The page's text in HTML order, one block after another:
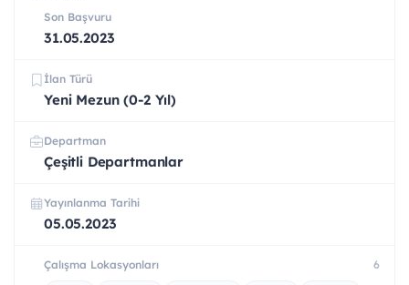
Son Başvuru
31.05.2023
İlan Türü
Yeni Mezun (0-2 Yıl)
Departman
Çeşitli Departmanlar
Yayınlanma Tarihi
05.05.2023
Çalışma Lokasyonları 6